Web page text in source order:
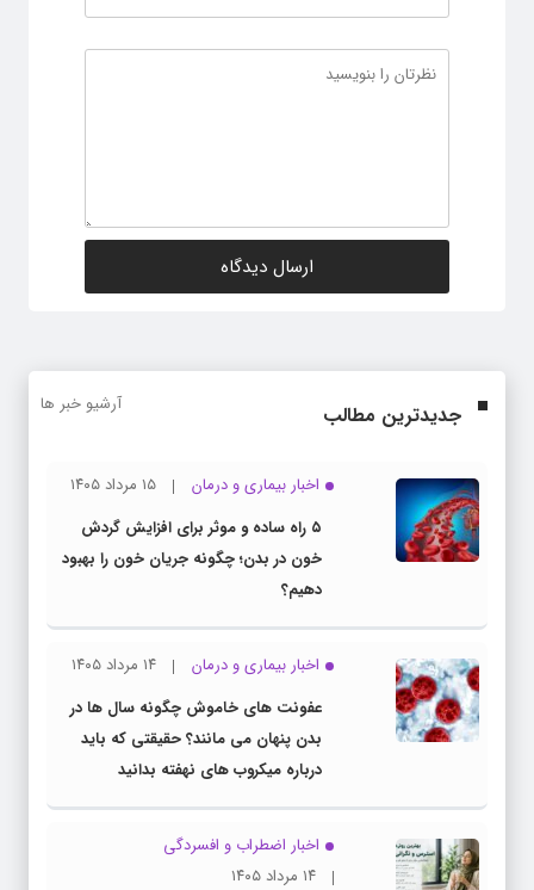
جدیدترین مطالب آرشیو خبر ها
اخبار بیماری و درمان
۱۵ مرداد ۱۴۰۵
۵ راه ساده و موثر برای افزایش گردش
خون در بدن؛ چگونه جریان خون را بهبود
دهیم؟
اخبار بیماری و درمان
۱۴ مرداد ۱۴۰۵
عفونت های خاموش چگونه سال ها در
بدن پنهان می مانند؟ حقیقتی که باید
درباره میکروب های نهفته بدانید
اخبار اضطراب و افسردگی
۱۴ مرداد ۱۴۰۵